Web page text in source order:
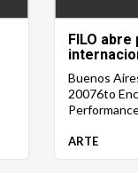
FILO
Buenos
20076to
ARTE